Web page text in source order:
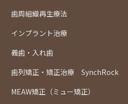
歯周組織再生療法
インプラント治療
義歯・入れ歯
歯列矯正・矯正治療 SynchRock
MEAW矯正（ミュー矯正）